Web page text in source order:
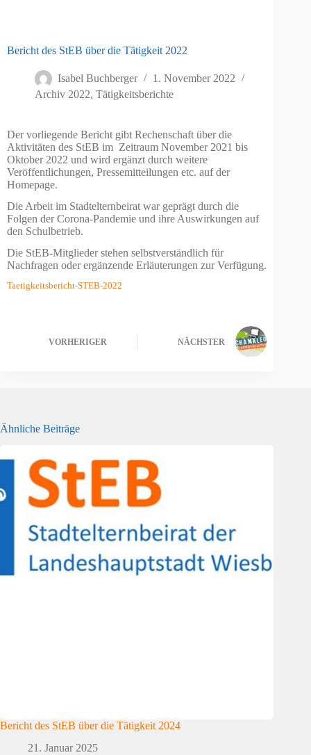
Bericht des StEB über die Tätigkeit 2022
Isabel Buchberger
1. November 2022
Archiv 2022, Tätigkeitsberichte
Der vorliegende Bericht gibt Rechenschaft über die
Aktivitäten des StEB im Zeitraum November 2021 bis
Oktober 2022 und wird ergänzt durch weitere
Veröffentlichungen, Pressemitteilungen etc. auf der
Homepage.
Die Arbeit im Stadtelternbeirat war geprägt durch die
Folgen der Corona-Pandemie und ihre Auswirkungen auf
den Schulbetrieb.
Die StEB-Mitglieder stehen selbstverständlich für
Nachfragen oder ergänzende Erläuterungen zur Verfügung.
Taetigkeitsbericht-STEB-2022
VORHERIGER NÄCHSTER
Ähnliche Beiträge
Bericht des StEB über die Tätigkeit 2024
21. Januar 2025